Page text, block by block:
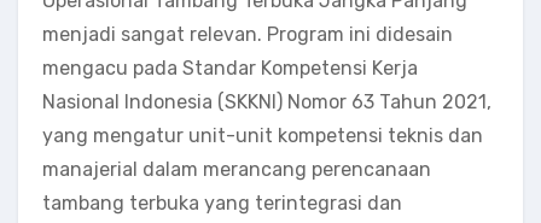
menjadi sangat relevan. Program ini didesain
mengacu pada Standar Kompetensi Kerja
Nasional Indonesia (SKKNI) Nomor 63 Tahun 2021,
yang mengatur unit-unit kompetensi teknis dan
manajerial dalam merancang perencanaan
tambang terbuka yang terintegrasi dan